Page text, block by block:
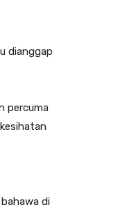
dianggap
percuma
di